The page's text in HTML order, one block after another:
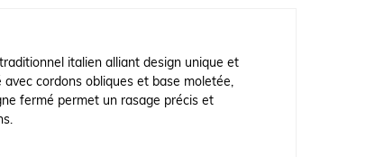
italien alliant design unique et
cordons obliques et base moletée,
fermé permet un rasage précis et